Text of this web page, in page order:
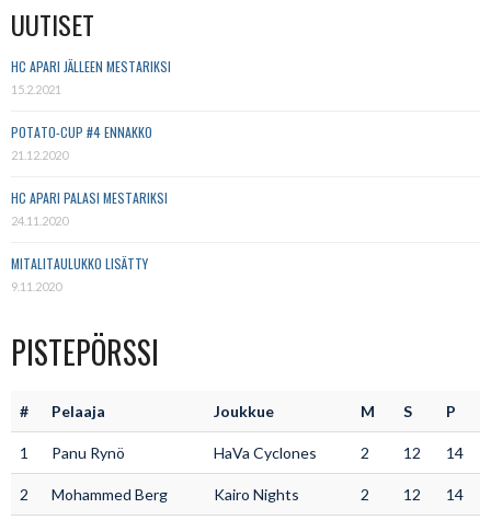
UUTISET
HC APARI JÄLLEEN MESTARIKSI
15.2.2021
POTATO-CUP #4 ENNAKKO
21.12.2020
HC APARI PALASI MESTARIKSI
24.11.2020
MITALITAULUKKO LISÄTTY
9.11.2020
PISTEPÖRSSI
# Pelaaja Joukkue M S P
1 Panu Rynö HaVa Cyclones 2 12 14
2 Mohammed Berg Kairo Nights 2 12 14